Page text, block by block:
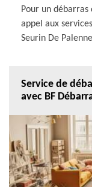
Pour un débarras
appel aux
Seurin De
Service de
avec BF